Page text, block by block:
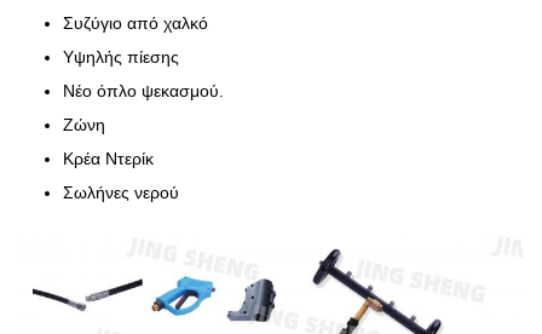
Συζύγιο από χαλκό
Υψηλής πίεσης
Νέο όπλο ψεκασμού.
Ζώνη
Κρέα Ντερίκ
Σωλήνες νερού